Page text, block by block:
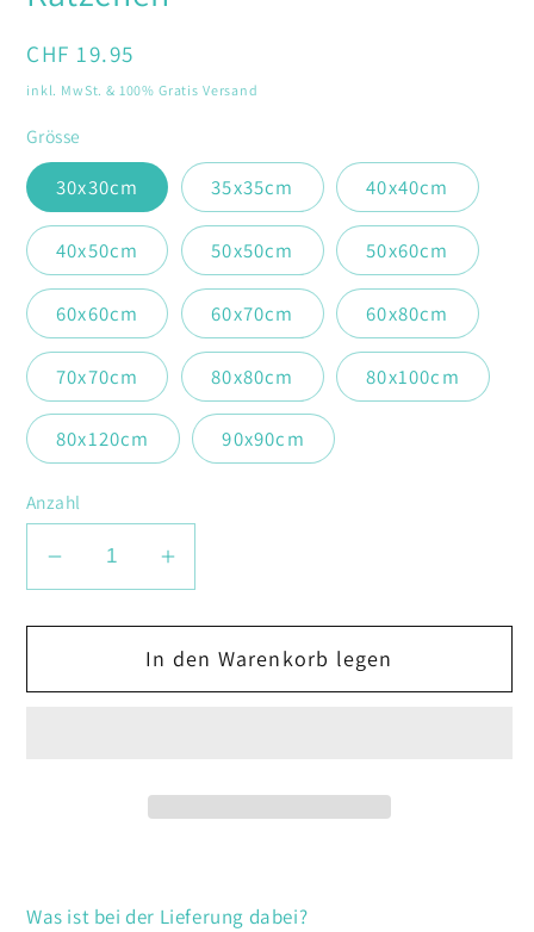
Modal
Normaler
Preis
CHF 19.95
inkl. MwSt. & 100% Gratis Versand
Grösse
30x30cm 35x35cm 40x40cm
40x50cm 50x50cm 50x60cm
60x60cm 60x70cm 60x80cm
70x70cm 80x80cm 80x100cm
80x120cm 90x90cm
Anzahl
Verringere
Menge
Kätzchen
Erhöhe
Menge
für
Kätzchen
In den Warenkorb legen
Was ist bei der Lieferung dabei?